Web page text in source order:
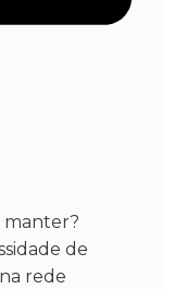
manter?
de
rede